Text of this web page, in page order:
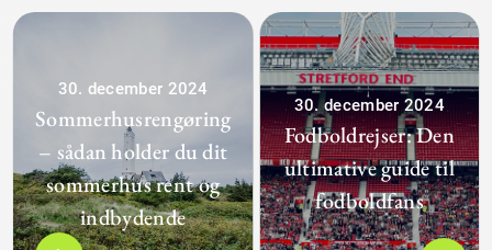
30. december 2024
Sommerhusrengøring
– sådan holder du dit
sommerhus rent og
indbydende
30. december 2024
Fodboldrejser: Den
ultimative guide til
fodboldfans